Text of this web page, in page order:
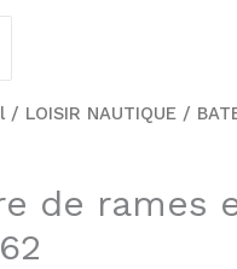
/ LOISIR NAUTIQUE /
de rames
Le
était :